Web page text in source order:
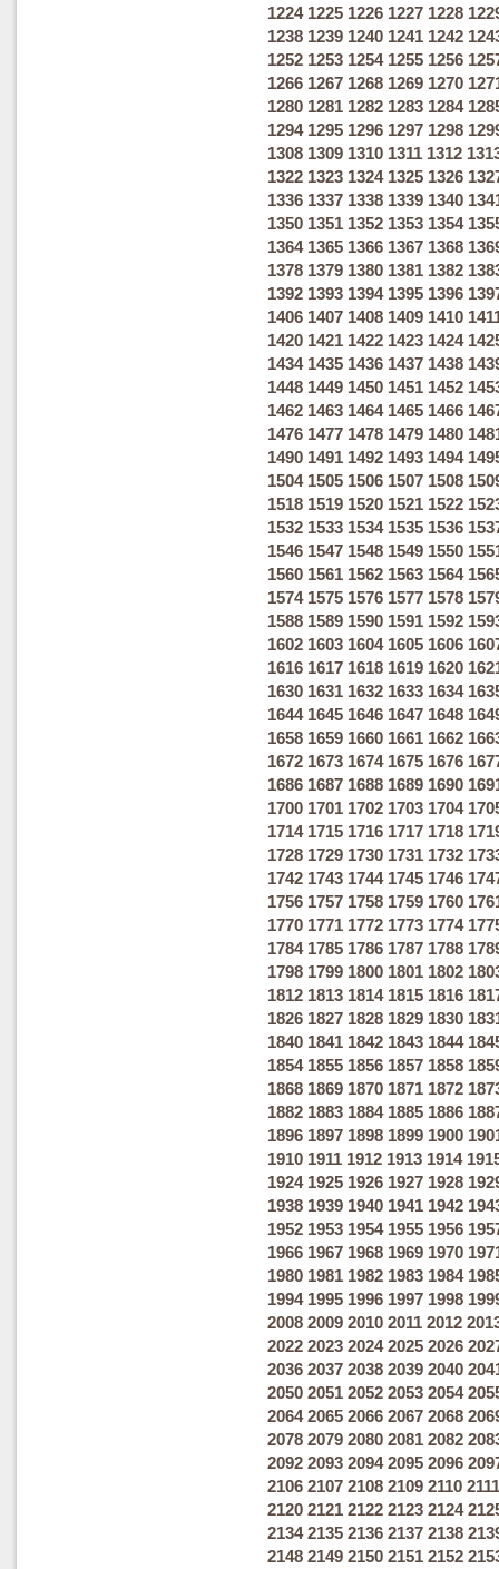
1224 1225 1226 1227 1228
1238 1239 1240 1241 1242
1252 1253 1254 1255 1256
1266 1267 1268 1269 1270
1280 1281 1282 1283 1284
1294 1295 1296 1297 1298
1308 1309 1310 1311 1312
1322 1323 1324 1325 1326
1336 1337 1338 1339 1340
1350 1351 1352 1353 1354
1364 1365 1366 1367 1368
1378 1379 1380 1381 1382
1392 1393 1394 1395 1396
1406 1407 1408 1409 1410
1420 1421 1422 1423 1424
1434 1435 1436 1437 1438
1448 1449 1450 1451 1452
1462 1463 1464 1465 1466
1476 1477 1478 1479 1480
1490 1491 1492 1493 1494
1504 1505 1506 1507 1508
1518 1519 1520 1521 1522
1532 1533 1534 1535 1536
1546 1547 1548 1549 1550
1560 1561 1562 1563 1564
1574 1575 1576 1577 1578
1588 1589 1590 1591 1592
1602 1603 1604 1605 1606
1616 1617 1618 1619 1620
1630 1631 1632 1633 1634
1644 1645 1646 1647 1648
1658 1659 1660 1661 1662
1672 1673 1674 1675 1676
1686 1687 1688 1689 1690
1700 1701 1702 1703 1704
1714 1715 1716 1717 1718
1728 1729 1730 1731 1732
1742 1743 1744 1745 1746
1756 1757 1758 1759 1760
1770 1771 1772 1773 1774
1784 1785 1786 1787 1788
1798 1799 1800 1801 1802
1812 1813 1814 1815 1816
1826 1827 1828 1829 1830
1840 1841 1842 1843 1844
1854 1855 1856 1857 1858
1868 1869 1870 1871 1872
1882 1883 1884 1885 1886
1896 1897 1898 1899 1900
1910 1911 1912 1913 1914
1924 1925 1926 1927 1928
1938 1939 1940 1941 1942
1952 1953 1954 1955 1956
1966 1967 1968 1969 1970
1980 1981 1982 1983 1984
1994 1995 1996 1997 1998
2008 2009 2010 2011 2012
2022 2023 2024 2025 2026
2036 2037 2038 2039 2040
2050 2051 2052 2053 2054
2064 2065 2066 2067 2068
2078 2079 2080 2081 2082
2092 2093 2094 2095 2096
2106 2107 2108 2109 2110 2111
2120 2121 2122 2123 2124
2134 2135 2136 2137 2138
2148 2149 2150 2151 2152